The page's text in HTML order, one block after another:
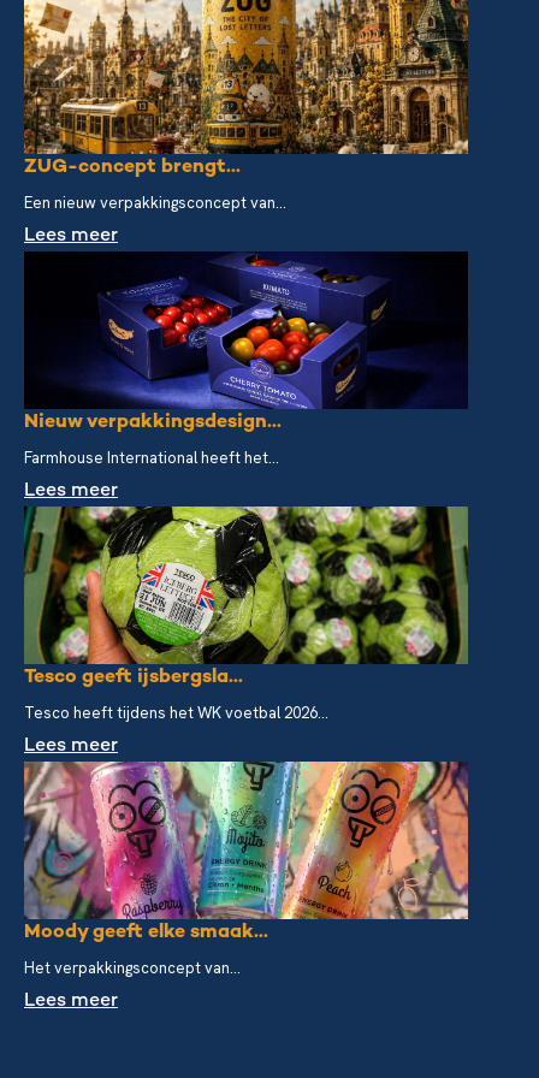
ZUG-concept brengt...
Een nieuw verpakkingsconcept van...
Lees meer
Nieuw verpakkingsdesign...
Farmhouse International heeft het...
Lees meer
Tesco geeft ijsbergsla...
Tesco heeft tijdens het WK voetbal 2026...
Lees meer
Moody geeft elke smaak...
Het verpakkingsconcept van...
Lees meer